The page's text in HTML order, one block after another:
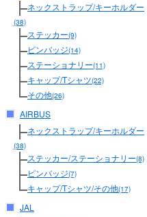
ネックストラップ/キーホルダー
(38)
ステッカー(9)
ピンバッジ(14)
ステーショナリー(11)
キャップ/Tシャツ(22)
その他(26)
AIRBUS
ネックストラップ/キーホルダー
(38)
ステッカー/ステーショナリー(8)
ピンバッジ(7)
キャップ/Tシャツ/その他(17)
JAL